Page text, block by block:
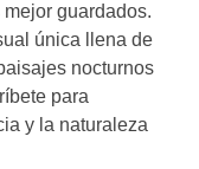
guardados.
única llena de
nocturnos
para
y la naturaleza